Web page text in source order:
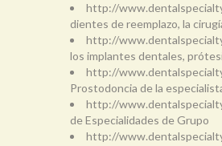
http://
dientes de reemplazo, la
http://
los implantes dentales,
http://
Prostodoncia de la
http://
de Especialidades de Grupo
http://